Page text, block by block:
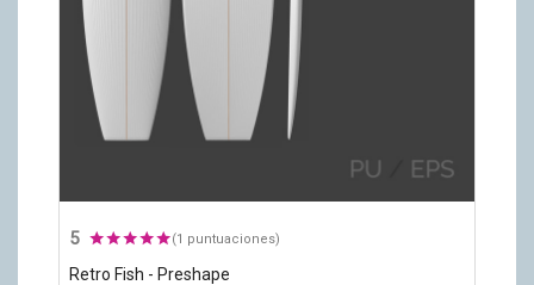
5 (1 puntuaciones)
Retro Fish - Preshape